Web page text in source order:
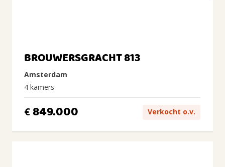
BROUWERSGRACHT 813
Amsterdam
4 kamers
€ 849.000 Verkocht o.v.